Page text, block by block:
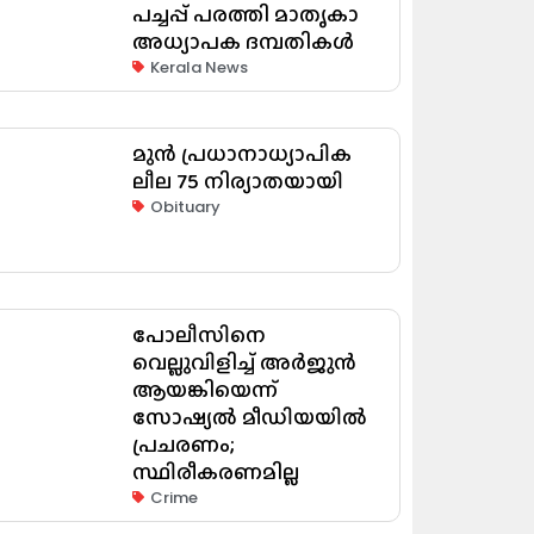
പച്ചപ്പ് പരത്തി മാതൃകാ
അധ്യാപക ദമ്പതികൾ
Kerala News
മുൻ പ്രധാനാധ്യാപിക
ലീല 75 നിര്യാതയായി
Obituary
പോലീസിനെ
വെല്ലുവിളിച്ച് അർജുൻ
ആയങ്കിയെന്ന്
സോഷ്യൽ മീഡിയയിൽ
പ്രചരണം;
സ്ഥിരീകരണമില്ല
Crime